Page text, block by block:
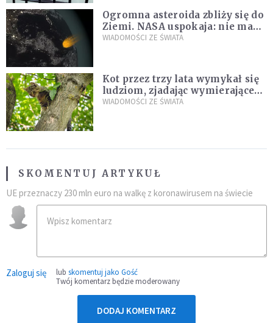
Ogromna asteroida zbliży się do
Ziemi. NASA uspokaja: nie ma
zagrożenia
WIADOMOŚCI ZE ŚWIATA
Kot przez trzy lata wymykał się
ludziom, zjadając wymierające
kaczki. W końcu popełnił
WIADOMOŚCI ZE ŚWIATA
SKOMENTUJ ARTYKUŁ
UE przeznaczy 230 mln euro na walkę z koronawirusem na świecie
Zaloguj się lub skomentuj jako Gość
Twój komentarz będzie moderowany
DODAJ KOMENTARZ